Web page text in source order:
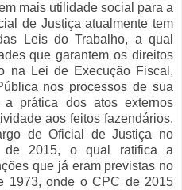
mais utilidade social para a
de Justiça atualmente tem
Leis do Trabalho, a qual
que garantem os direitos
na Lei de Execução Fiscal,
nos processos de sua
prática dos atos externos
aos feitos fazendários.
de Oficial de Justiça no
de 2015, o qual ratifica a
que já eram previstas no
1973, onde o CPC de 2015